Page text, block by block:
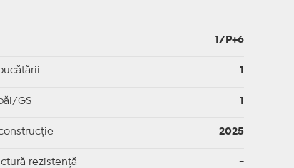
1/P+6
GS
2025
rezistență -